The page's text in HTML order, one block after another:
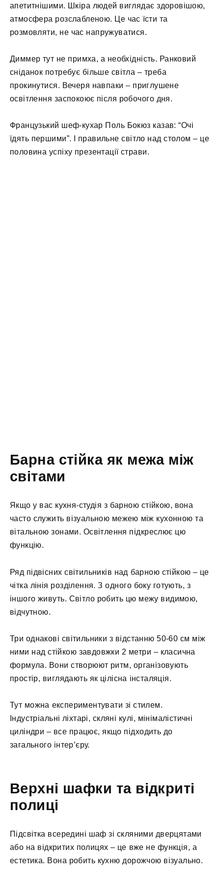
апетитнішими. Шкіра людей виглядає здоровішою,
атмосфера розслабленою. Це час їсти та
розмовляти, не час напружуватися.
Диммер тут не примха, а необхідність. Ранковий
сніданок потребує більше світла – треба
прокинутися. Вечеря навпаки – приглушене
освітлення заспокоює після робочого дня.
Французький шеф-кухар Поль Бокюз казав: “Очі
їдять першими”. І правильне світло над столом – це
половина успіху презентації страви.
Барна стійка як межа між
світами
Якщо у вас кухня-студія з барною стійкою, вона
часто служить візуальною межею між кухонною та
вітальною зонами. Освітлення підкреслює цю
функцію.
Ряд підвісних світильників над барною стійкою – це
чітка лінія розділення. З одного боку готують, з
іншого живуть. Світло робить цю межу видимою,
відчутною.
Три однакові світильники з відстанню 50-60 см між
ними над стійкою завдовжки 2 метри – класична
формула. Вони створюют ритм, організовують
простір, виглядають як цілісна інсталяція.
Тут можна експериментувати зі стилем.
Індустріальні ліхтарі, скляні кулі, мінімалістичні
циліндри – все працює, якщо підходить до
загального інтер’єру.
Верхні шафки та відкриті
полиці
Підсвітка всередині шаф зі скляними дверцятами
або на відкритих полицях – це вже не функція, а
естетика. Вона робить кухню дорожчою візуально.